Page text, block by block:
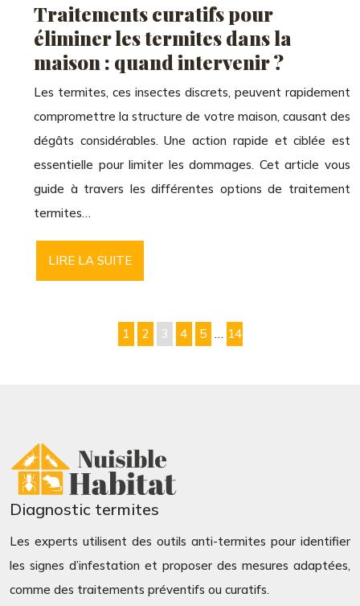
Traitements curatifs pour
éliminer les termites dans la
maison : quand intervenir ?
Les termites, ces insectes discrets, peuvent rapidement
compromettre la structure de votre maison, causant des
dégâts considérables. Une action rapide et ciblée est
essentielle pour limiter les dommages. Cet article vous
guide à travers les différentes options de traitement
termites…
LIRE LA SUITE
1 2 3 4 5 … 14
Diagnostic termites
Les experts utilisent des outils anti-termites pour identifier
les signes d’infestation et proposer des mesures adaptées,
comme des traitements préventifs ou curatifs.